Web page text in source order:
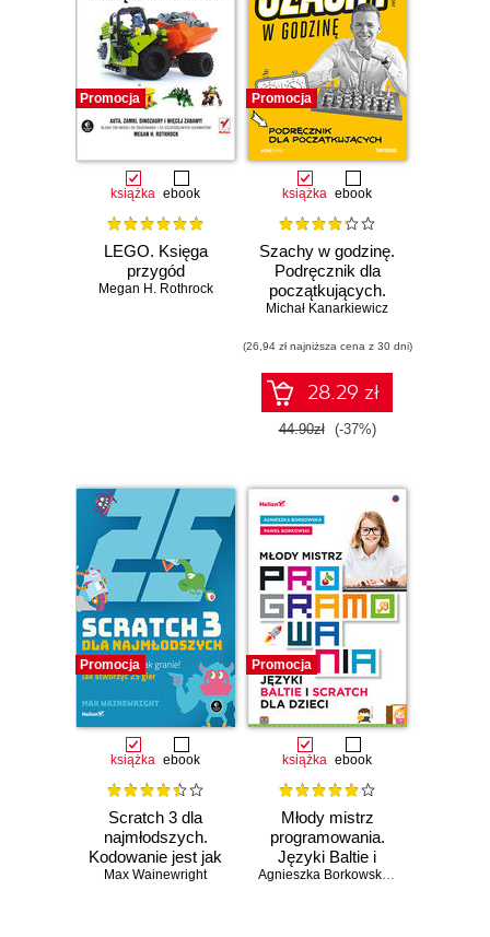
Promocja
książka ebook
LEGO. Księga
przygód
Megan H. Rothrock
Promocja
książka ebook
Szachy w godzinę.
Podręcznik dla
początkujących.
Wydanie II
Michał Kanarkiewicz
(26,94 zł najniższa cena z 30 dni)
28.29 zł
44.90zł (-37%)
Promocja
książka ebook
Scratch 3 dla
najmłodszych.
Kodowanie jest jak
granie!
Max Wainewright
Promocja
książka ebook
Młody mistrz
programowania.
Języki Baltie i
Scratch dla dzieciAgnieszka Borkowska,